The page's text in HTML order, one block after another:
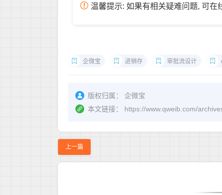
温馨提示: 如果有相关疑难问题, 可在
企微宝 进销存 审批流设计
版权归属：
企微宝
本文链接：
https://www.qweib.com/
上一篇